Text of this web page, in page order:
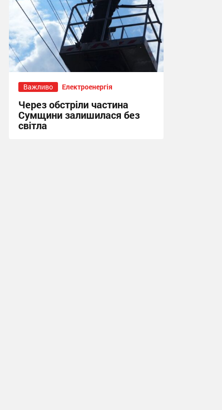
Важливо Електроенергія
Через обстріли частина
Сумщини залишилася без
світла